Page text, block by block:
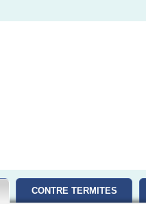
CONTRE TERMITES